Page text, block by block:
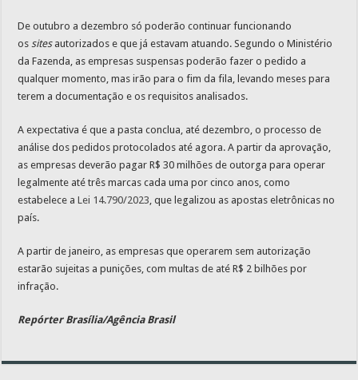
De outubro a dezembro só poderão continuar funcionando
ossitesautorizados e que já estavam atuando. Segundo o Ministério
da Fazenda, as empresas suspensas poderão fazer o pedido a
qualquer momento, mas irão para o fim da fila, levando meses para
terem a documentação e os requisitos analisados.
A expectativa é que a pasta conclua, até dezembro, o processo de
análise dos pedidos protocolados até agora. A partir da aprovação,
as empresas deverão pagar R$ 30 milhões de outorga para operar
legalmente até três marcas cada uma por cinco anos, como
estabelece aLei 14.790/2023, que legalizou as apostas eletrônicas no
país.
A partir de janeiro, as empresas que operarem sem autorização
estarão sujeitas a punições, com multas de até R$ 2 bilhões por
infração.
Repórter Brasília/Agência Brasil